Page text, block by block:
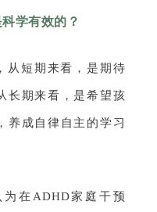
学有效的？
从短期来看，是期待
长期来看，是希望孩
养成自律自主的学习
在ADHD家庭干预